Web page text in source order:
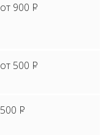
от 900 P
от 500 P
500 P